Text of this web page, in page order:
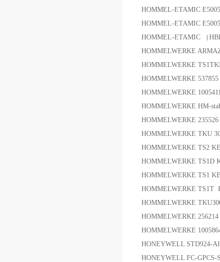
HOMMEL-ETAMIC
HOMMEL-ETAMIC
HOMMEL-ETAMIC （
HOMMELWERKE
HOMMELWERKE
HOMMELWERKE
HOMMELWERKE
HOMMELWERKE HM-
HOMMELWERKE
HOMMELWERKE TKU
HOMMELWERKE TS2
HOMMELWERKE TS1D
HOMMELWERKE TS1
HOMMELWERKE TS1T
HOMMELWERKE
HOMMELWERKE
HOMMELWERKE
HONEYWELL STD924-
HONEYWELL FC-